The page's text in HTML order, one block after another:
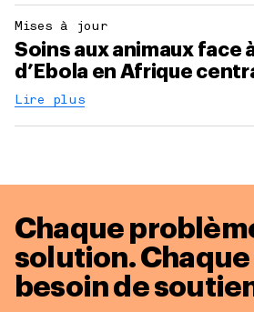
Mises à jour
Soins aux animaux face
d’Ebola en Afrique
Lire plus
Chaque
solution.Chaque
besoin de